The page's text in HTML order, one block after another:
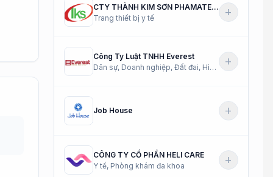
CTY THÀNH KIM SƠN PHAMATECH
Trang thiết bị y tế
add
Công Ty Luật TNHH Everest
Dân sự, Doanh nghiệp, Đất đai, Hình sự...
add
Job House add
CÔNG TY CỔ PHẦN HELI CARE
Y tế, Phòng khám đa khoa
add